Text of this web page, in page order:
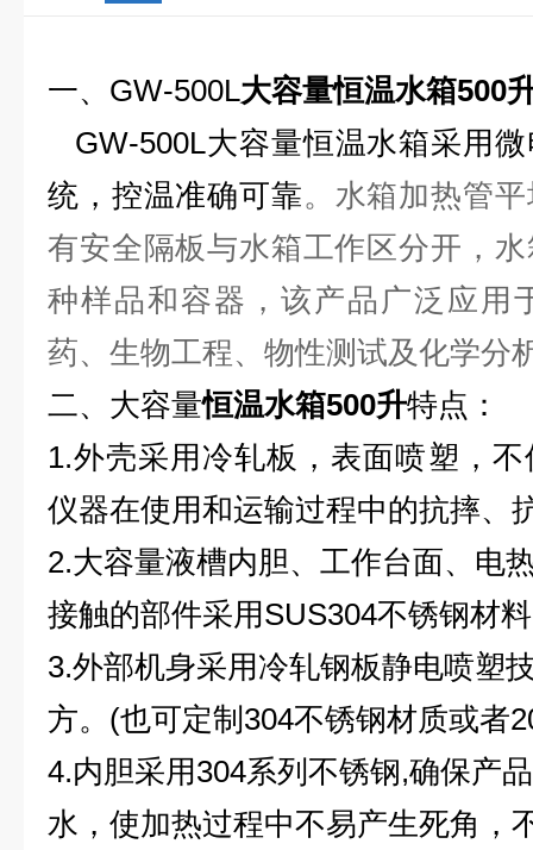
一、GW-500L大容量恒温水箱500
GW-500L大容量恒温水箱采用
统，控温准确可靠。水箱加热管
有安全隔板与水箱工作区分开，
种样品和容器，该产品广泛应用
药、生物工程、物性测试及化学分
二、大容量恒温水箱500升特点：
1.外壳采用冷轧板，表面喷塑，
仪器在使用和运输过程中的抗摔、
2.大容量液槽内胆、工作台面、电
接触的部件采用SUS304不锈钢材
3.外部机身采用冷轧钢板静电喷塑
方。(也可定制304不锈钢材质或者
4.内胆采用304系列不锈钢,确保产
水，使加热过程中不易产生死角，